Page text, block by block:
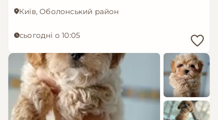
Київ, Оболонський район
сьогодні о 10:05